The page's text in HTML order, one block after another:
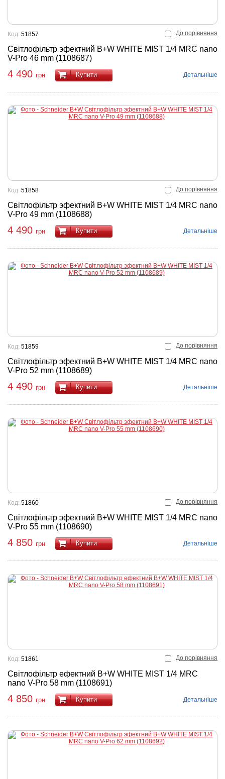
До порівняння
Світлофільтр эфектний B+W WHITE MIST 1/4 MRC nano
V-Pro 46 mm (1108687)
Код: 51857
4 490 грн Купити Детальніше
До порівняння
Світлофільтр эфектний B+W WHITE MIST 1/4 MRC nano
V-Pro 49 mm (1108688)
Код: 51858
4 490 грн Купити Детальніше
До порівняння
Світлофільтр эфектний B+W WHITE MIST 1/4 MRC nano
V-Pro 52 mm (1108689)
Код: 51859
4 490 грн Купити Детальніше
До порівняння
Світлофільтр эфектний B+W WHITE MIST 1/4 MRC nano
V-Pro 55 mm (1108690)
Код: 51860
4 850 грн Купити Детальніше
До порівняння
Світлофільтр ефектний B+W WHITE MIST 1/4 MRC
nano V-Pro 58 mm (1108691)
Код: 51861
4 850 грн Купити Детальніше